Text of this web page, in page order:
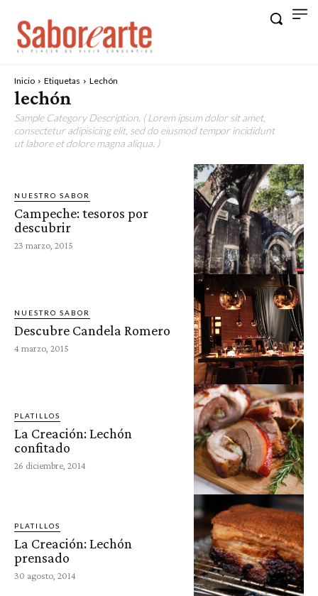
Inicio Etiquetas Lechón
lechón
Sample Category Description. ( Lorem ipsum dolor sit amet,
consectetur adipisicing elit, sed do eiusmod tempor incididunt
ut labore et dolore magna aliqua. )
NUESTRO SABOR
Campeche: tesoros por
descubrir
23 marzo, 2015
NUESTRO SABOR
Descubre Candela Romero
4 marzo, 2015
PLATILLOS
La Creación: Lechón
confitado
26 diciembre, 2014
PLATILLOS
La Creación: Lechón
prensado
30 agosto, 2014